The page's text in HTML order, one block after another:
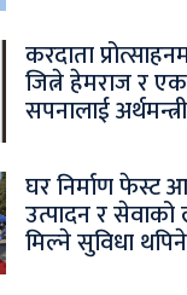
करदाता
जित्ने हेमराज र
सपनालाई
घर निर्माण फेस्ट
उत्पादन र सेवाको
मिल्ने सुविधा थपिने